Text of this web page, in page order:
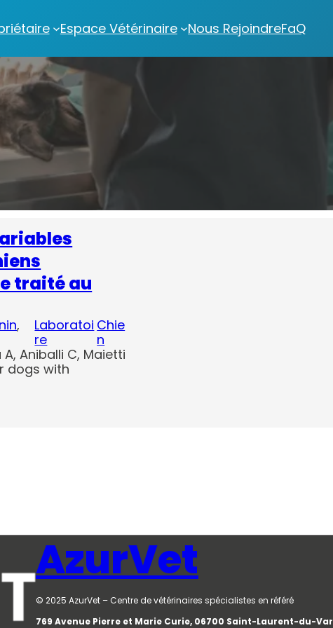
Espace Vétérinaire Nous RejoindreFaQ
traité au
,
Laboratoi
re
Chie
n
Aniballi C, Maietti
dogs with
AzurVet
© 2025 AzurVet – Centre de vétérinaires spécialistes en référé
769 Avenue Pierre et Marie Curie, 06700 Saint-Laurent-du-Var